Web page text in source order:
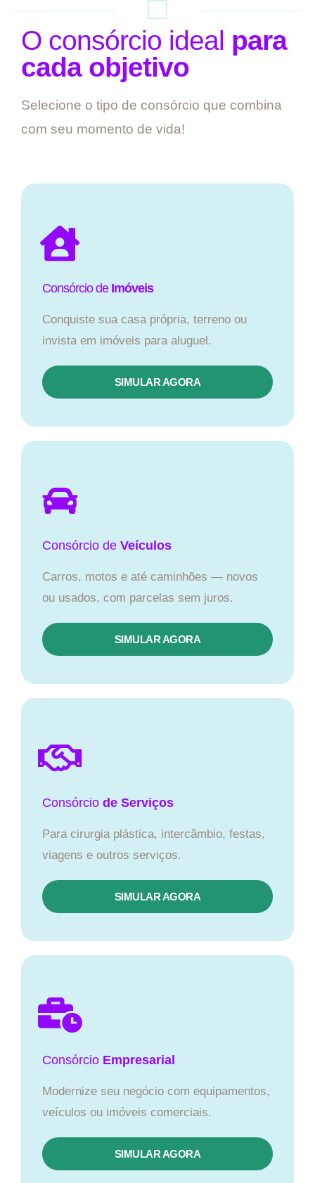
O consórcio ideal para
cada objetivo
Selecione o tipo de consórcio que combina
com seu momento de vida!
Consórcio de Imóveis
Conquiste sua casa própria, terreno ou
invista em imóveis para aluguel.
SIMULAR AGORA​
Consórcio de Veículos
Carros, motos e até caminhões — novos
ou usados, com parcelas sem juros.
SIMULAR AGORA
Consórcio de Serviços
Para cirurgia plástica, intercâmbio, festas,
viagens e outros serviços.
SIMULAR AGORA
Consórcio Empresarial
Modernize seu negócio com equipamentos,
veículos ou imóveis comerciais.
SIMULAR AGORA